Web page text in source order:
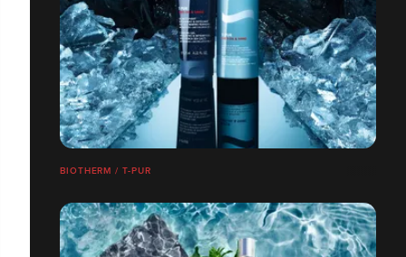
BIOTHERM / T-PUR